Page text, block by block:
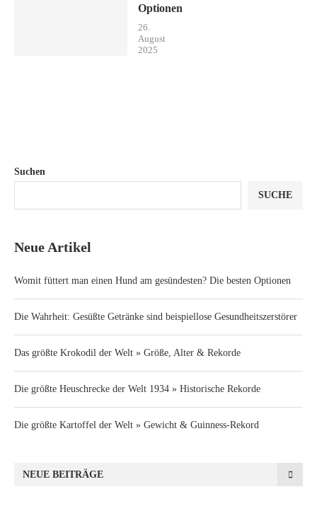
Optionen
26.
August
2025
Suchen
SUCHE
Neue Artikel
Womit füttert man einen Hund am gesündesten? Die besten Optionen
Die Wahrheit: Gesüßte Getränke sind beispiellose Gesundheitszerstörer
Das größte Krokodil der Welt » Größe, Alter & Rekorde
Die größte Heuschrecke der Welt 1934 » Historische Rekorde
Die größte Kartoffel der Welt » Gewicht & Guinness-Rekord
NEUE BEITRÄGE